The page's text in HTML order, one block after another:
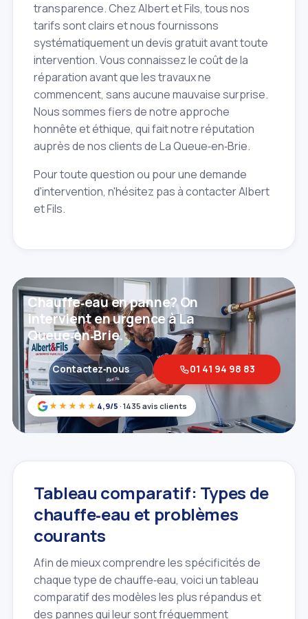
transparence. Chez Albert et Fils, tous nos
tarifs sont clairs et nous fournissons
systématiquement un devis gratuit avant toute
intervention. Vous connaissez le coût de la
réparation avant que les travaux ne
commencent, sans aucune mauvaise surprise.
Nous sommes fiers de notre approche
honnête et éthique, qui fait notre réputation
auprès de nos clients de La Queue‑en‑Brie.
Pour toute question ou pour une demande
d'intervention, n'hésitez pas à contacter Albert
et Fils.
★★★★★ 4,9/5 · 1435 avis clients
Chauffe‑eau en panne? On
intervient en urgence à La
Queue‑en‑Brie.
Contactez‑nous 01 41 94 98 83
Tableau comparatif: Types de
chauffe‑eau et problèmes
courants
Afin de mieux comprendre les spécificités de
chaque type de chauffe‑eau, voici un tableau
comparatif des modèles les plus répandus et
des pannes qui leur sont fréquemment